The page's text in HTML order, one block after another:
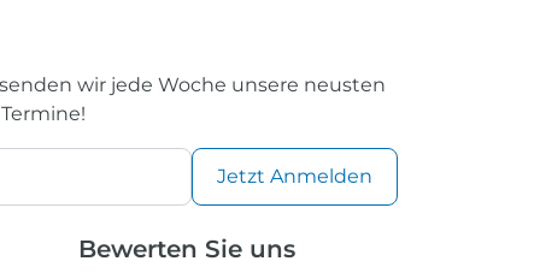
wir jede Woche unsere neusten
Jetzt Anmelden
Bewerten Sie uns